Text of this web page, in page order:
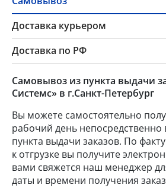
Доставка курьером
Доставка по РФ
Самовывоз из пункта выдачи
Системс» в г.Санкт-Петербург
Вы можете самостоятельно
рабочий день
пункта выдачи заказов. По
к отгрузке вы получите
вами свяжется наш менеджер
даты и времени получения